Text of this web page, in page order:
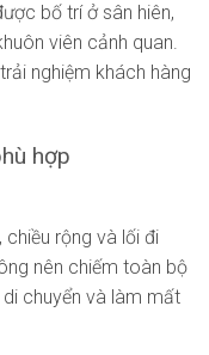
bố trí ở sân hiên,
viên cảnh quan.
nghiệm khách hàng
hợp
rộng và lối đi
nên chiếm toàn bộ
chuyển và làm mất